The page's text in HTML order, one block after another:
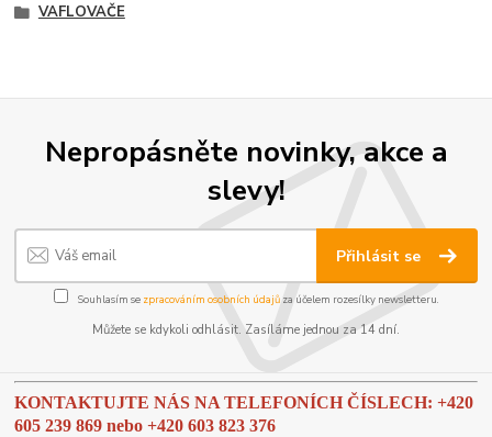
VAFLOVAČE
Nepropásněte novinky, akce a
slevy!
Přihlásit se
Souhlasím se zpracováním osobních údajůza účelem rozesílky newsletteru.
Můžete se kdykoli odhlásit. Zasíláme jednou za 14 dní.
KONTAKTUJTE NÁS NA TELEFONÍCH ČÍSLECH: +420
605 239 869 nebo+420 603 823 376